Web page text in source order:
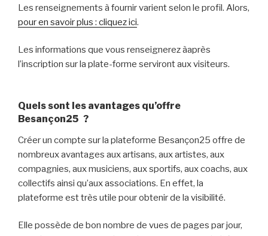
Les renseignements à fournir varient selon le profil. Alors,
pour en savoir plus : cliquez ici.
Les informations que vous renseignerez àaprès
l’inscription sur la plate-forme serviront aux visiteurs.
Quels sont les avantages qu’offre
Besançon25 ?
Créer un compte sur la plateforme Besançon25 offre de
nombreux avantages aux artisans, aux artistes, aux
compagnies, aux musiciens, aux sportifs, aux coachs, aux
collectifs ainsi qu’aux associations. En effet, la
plateforme est très utile pour obtenir de la visibilité.
Elle possède de bon nombre de vues de pages par jour,